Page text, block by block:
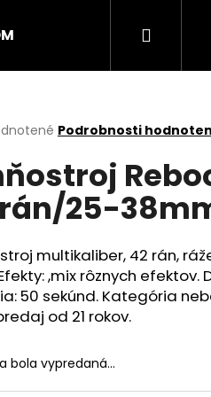
Podrobnosti
25-
multikaliber, 42 rán,
,mix rôznych efektov.
50 sekúnd. Kategória
od 21 rokov.
bola vypredaná…